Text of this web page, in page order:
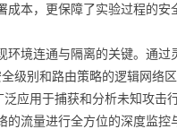
成本，更保障了实验过程的
环境连通与隔离的关键。通
级别和路由策略的逻辑网络
泛应用于捕获和分析未知攻击
的流量进行全方位的深度监